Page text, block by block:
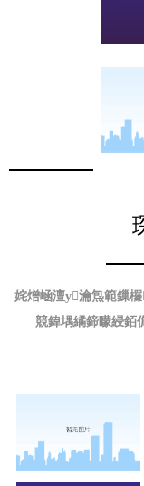
姹熷崡澶у瀹炰範鏁
競鍏堣繘鍗曚綅銆